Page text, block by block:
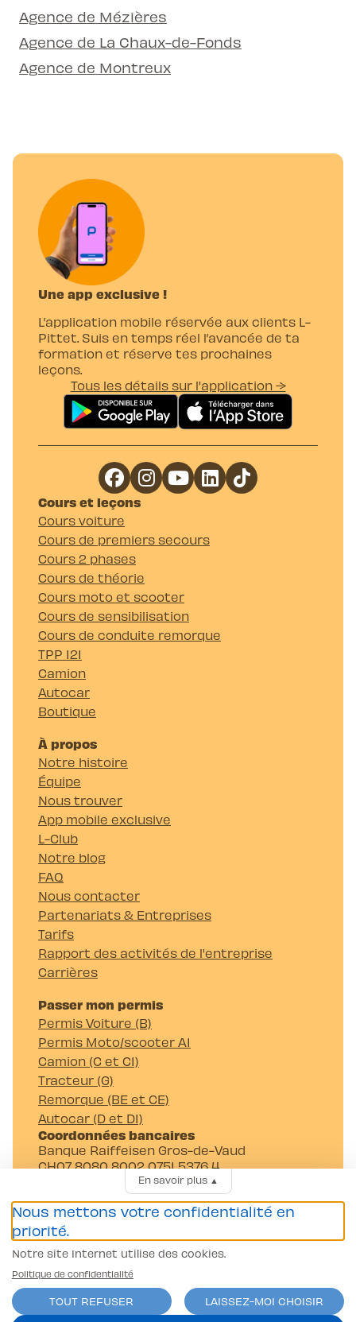
Agence de Mézières
Agence de La Chaux-de-Fonds
Agence de Montreux
Une app exclusive !
L’application mobile réservée aux clients L-
Pittet. Suis en temps réel l’avancée de ta
formation et réserve tes prochaines
leçons.
Tous les détails sur l'application →
Cours et leçons
Cours voiture
Cours de premiers secours
Cours 2 phases
Cours de théorie
Cours moto et scooter
Cours de sensibilisation
Cours de conduite remorque
TPP 121
Camion
Autocar
Boutique
À propos
Notre histoire
Équipe
Nous trouver
App mobile exclusive
L-Club
Notre blog
FAQ
Nous contacter
Partenariats & Entreprises
Tarifs
Rapport des activités de l'entreprise
Carrières
Passer mon permis
Permis Voiture (B)
Permis Moto/scooter A1
Camion (C et C1)
Tracteur (G)
Remorque (BE et CE)
Autocar (D et D1)
Coordonnées bancaires
Banque Raiffeisen Gros-de-Vaud
CH07 8080 8002 0751 5376 4
Auto-Moto-Ecole Pittet SA
Av. Juste-Olivier 23 1006 Lausanne
Conditions générales
En savoir plus▲
Nous mettons votre confidentialité en
priorité.
Notre site Internet utilise des cookies.
Politique de confidentialité
TOUT REFUSER
LAISSEZ-MOI CHOISIR